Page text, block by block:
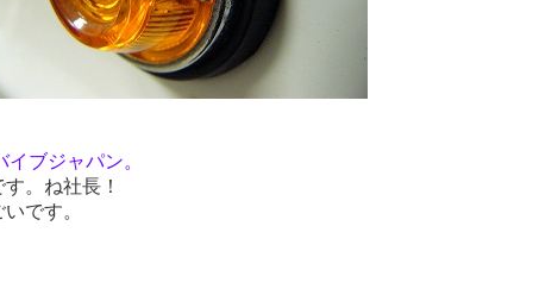
イブジャパン。
。ね社長！
です。